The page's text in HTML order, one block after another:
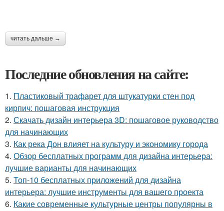
читать дальше →
Последние обновления на сайте:
1. Пластиковый трафарет для штукатурки стен под
кирпич: пошаговая инструкция
2. Скачать дизайн интерьера 3D: пошаговое руководство
для начинающих
3. Как река Дон влияет на культуру и экономику города
4. Обзор бесплатных программ для дизайна интерьера:
лучшие варианты для начинающих
5. Топ-10 бесплатных приложений для дизайна
интерьера: лучшие инструменты для вашего проекта
6. Какие современные культурные центры популярны в